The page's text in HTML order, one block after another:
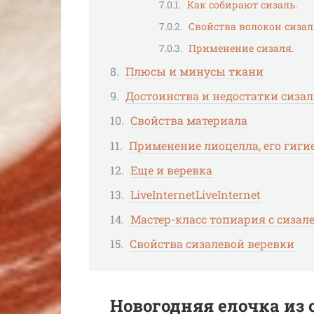
Как собирают сизаль.
Свойства волокон
Применение сизаля.
Плюсы и минусы ткани
Достоинства и недостатки
Свойства материала
Применение лиоцелла, его
Еще и веревка
LiveInternetLiveInternet
Мастер-класс топиария с
Свойства сизалевой веревки
Новогодняя елочка